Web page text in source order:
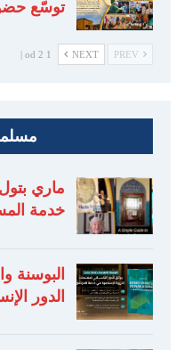
توسّع
NEXT
1 od 2 |
ماري
خدمة
البوسنة
الدور